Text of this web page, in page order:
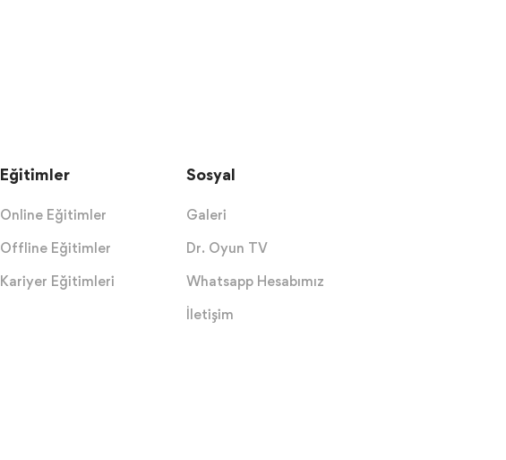
Eğitimler
Online Eğitimler
Offline Eğitimler
Kariyer Eğitimleri
Sosyal
Galeri
Dr. Oyun TV
Whatsapp Hesabımız
İletişim